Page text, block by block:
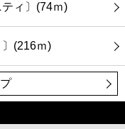
ィ〕(74ｍ)
(216ｍ)